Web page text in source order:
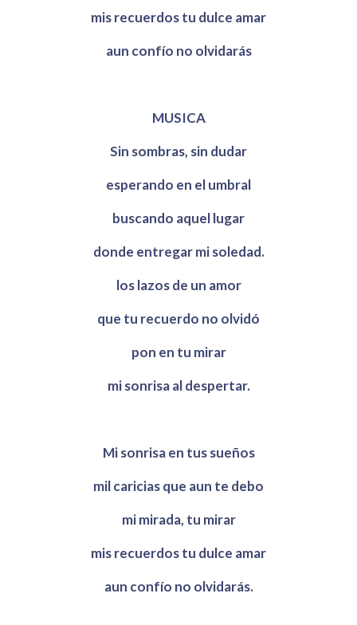
mis recuerdos tu dulce amar
aun confío no olvidarás
MUSICA
Sin sombras, sin dudar
esperando en el umbral
buscando aquel lugar
donde entregar mi soledad.
los lazos de un amor
que tu recuerdo no olvidó
pon en tu mirar
mi sonrisa al despertar.
Mi sonrisa en tus sueños
mil caricias que aun te debo
mi mirada, tu mirar
mis recuerdos tu dulce amar
aun confío no olvidarás.